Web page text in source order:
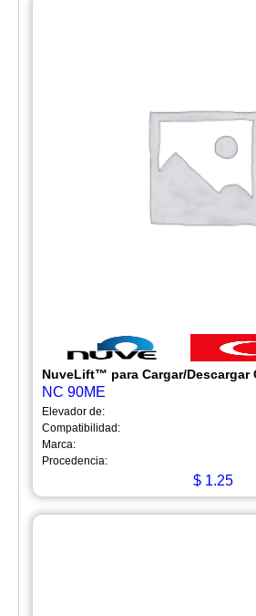
NuveLift™ para Cargar/Descargar
NC 90ME
Elevador de:
Compatibilidad:
Marca:
Procedencia:
$ 1.25